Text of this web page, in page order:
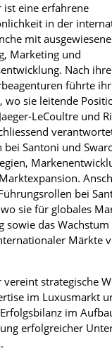
ist eine erfahrene
in der
mit
Marketing und
Nach
führte
wo sie leitende
LeCoultre und
bei Santoni und
bei
sie für globales
sowie das
Märkte
vereint strategische
im Luxusmarkt
im
erfolgreicher